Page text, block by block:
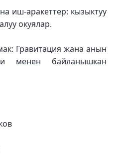
иш-аракеттер: кызыктуу
окуялар.
Гравитация жана анын
менен байланышкан